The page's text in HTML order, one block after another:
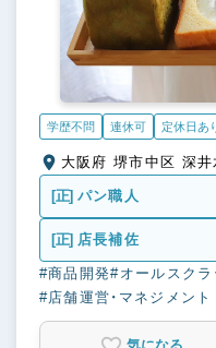
学歴不問 連休可 定休日あ
大阪府 堺
[正] パン職人
[正] 店長補佐
#商品開発#オールスク
#店舗運営・マネジメント